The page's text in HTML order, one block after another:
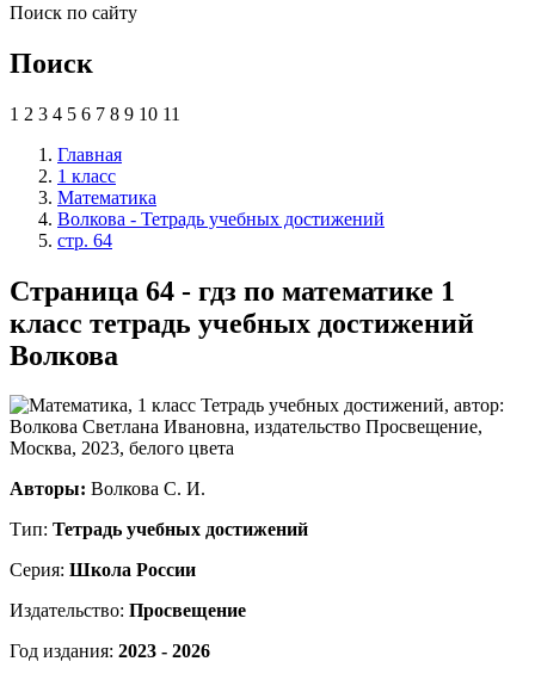
Поиск по сайту
Поиск
1 2 3 4 5 6 7 8 9 10 11
Главная
1 класс
Математика
Волкова - Тетрадь учебных достижений
стр. 64
Страница 64 - гдз по математике 1
класс тетрадь учебных достижений
Волкова
Авторы: Волкова С. И.
Тип: Тетрадь учебных достижений
Серия: Школа России
Издательство: Просвещение
Год издания: 2023 - 2026